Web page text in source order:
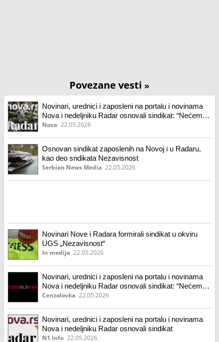
Povezane vesti »
Novinari, urednici i zaposleni na portalu i novinama
Nova i nedeljniku Radar osnovali sindikat: “Nećemo
pristati na cenzuru, odupiraćemo se pritiscima”
Nova 22.05.2026
Osnovan sindikat zaposlenih na Novoj i u Radaru,
kao deo sndikata Nezavisnost
Serbian News Media 22.05.2026
Novinari Nove i Radara formirali sindikat u okviru
UGS „Nezavisnost“
In medija 22.05.2026
Novinari, urednici i zaposleni na portalu i novinama
Nova i nedeljniku Radar osnovali sindikat: “Nećemo
pristati na cenzuru, odupiraćemo se pritiscima”
Cenzolovka 22.05.2026
Novinari, urednici i zaposleni na portalu i novinama
Nova i nedeljniku Radar osnovali sindikat
N1 Info 22.05.2026